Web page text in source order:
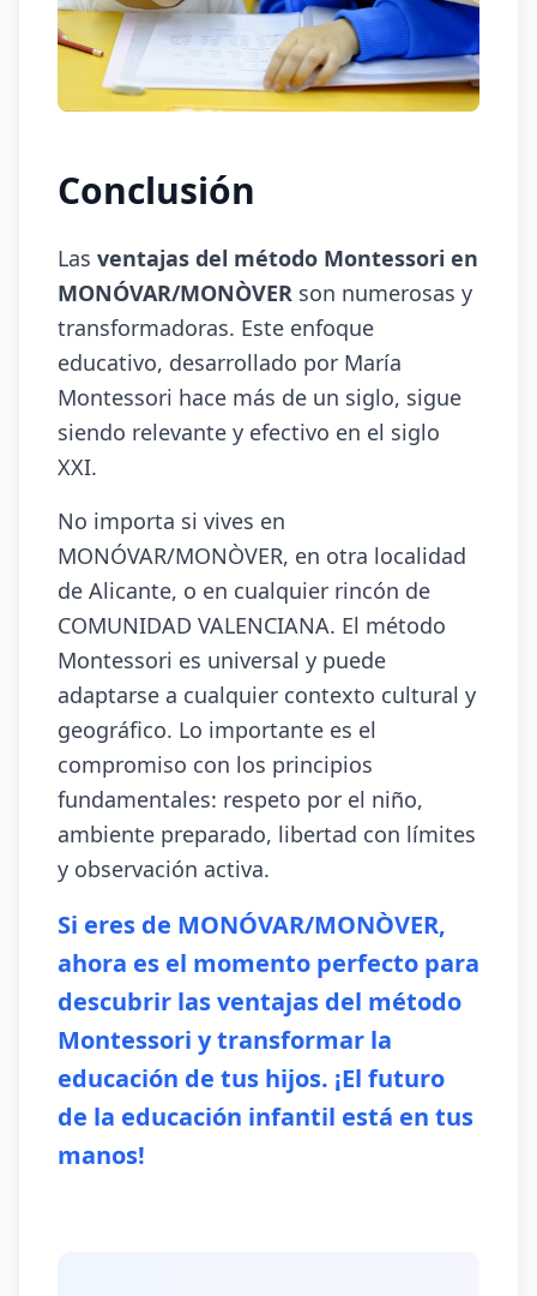
Conclusión
Las ventajas del método Montessori en
MONÓVAR/MONÒVER son numerosas y
transformadoras. Este enfoque
educativo, desarrollado por María
Montessori hace más de un siglo, sigue
siendo relevante y efectivo en el siglo
XXI.
No importa si vives en
MONÓVAR/MONÒVER, en otra localidad
de Alicante, o en cualquier rincón de
COMUNIDAD VALENCIANA. El método
Montessori es universal y puede
adaptarse a cualquier contexto cultural y
geográfico. Lo importante es el
compromiso con los principios
fundamentales: respeto por el niño,
ambiente preparado, libertad con límites
y observación activa.
Si eres de MONÓVAR/MONÒVER,
ahora es el momento perfecto para
descubrir las ventajas del método
Montessori y transformar la
educación de tus hijos. ¡El futuro
de la educación infantil está en tus
manos!